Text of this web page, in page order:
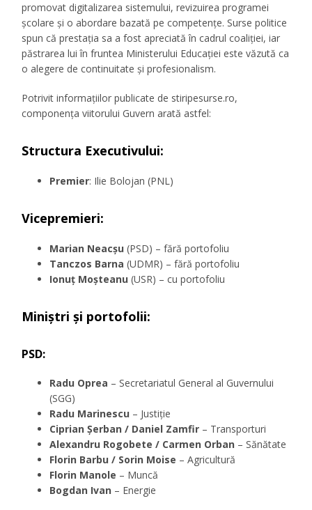
promovat digitalizarea sistemului, revizuirea programei
școlare și o abordare bazată pe competențe. Surse politice
spun că prestația sa a fost apreciată în cadrul coaliției, iar
păstrarea lui în fruntea Ministerului Educației este văzută ca
o alegere de continuitate și profesionalism.
Potrivit informațiilor publicate de stiripesurse.ro,
componența viitorului Guvern arată astfel:
Structura Executivului:
Premier: Ilie Bolojan (PNL)
Vicepremieri:
Marian Neacșu (PSD) – fără portofoliu
Tanczos Barna (UDMR) – fără portofoliu
Ionuț Moșteanu (USR) – cu portofoliu
Miniștri și portofolii:
PSD:
Radu Oprea – Secretariatul General al Guvernului
(SGG)
Radu Marinescu – Justiție
Ciprian Șerban / Daniel Zamfir – Transporturi
Alexandru Rogobete / Carmen Orban – Sănătate
Florin Barbu / Sorin Moise – Agricultură
Florin Manole – Muncă
Bogdan Ivan – Energie